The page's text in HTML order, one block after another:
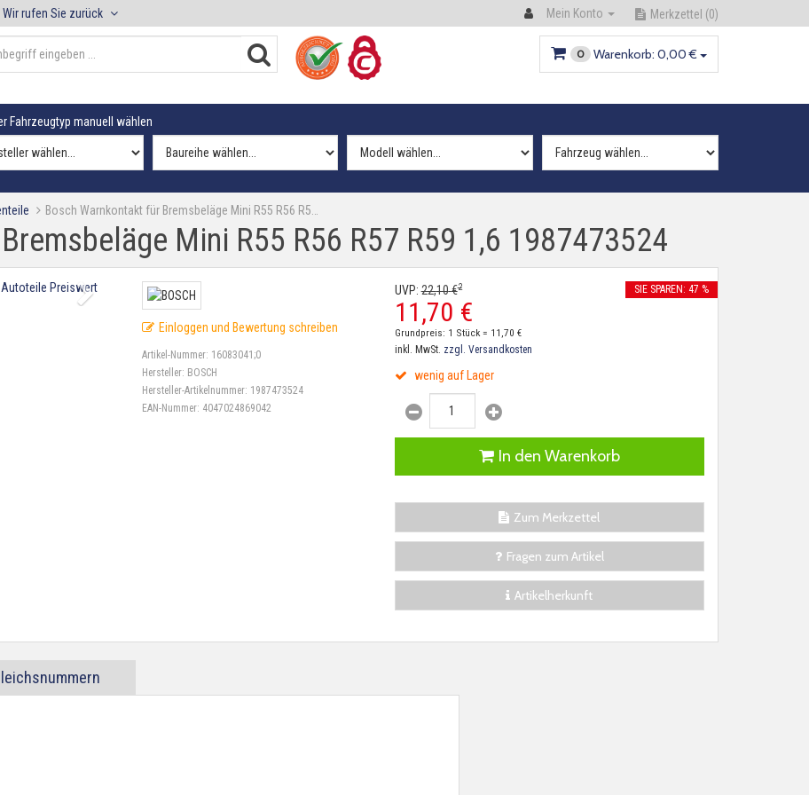
Wir rufen Sie zurück Mein Konto Merkzettel (0)
0 Warenkorb: 0,00 €
Fahrzeugtyp manuell wählen
Bosch Warnkontakt für Bremsbeläge Mini R55 R56 R5…
Mini R55 R56 R57 R59 1,6 1987473524
Einloggen und Bewertung schreiben
Artikel-Nummer: 16083041;0
Hersteller: BOSCH
Hersteller-Artikelnummer: 1987473524
EAN-Nummer: 4047024869042
UVP:22,10€2
11,70 €
SIE SPAREN: 47 %
Grundpreis: 1 Stück = 11,70 €
inkl. MwSt. zzgl. Versandkosten
wenig auf Lager
In den Warenkorb
Zum Merkzettel
Fragen zum Artikel
Artikelherkunft